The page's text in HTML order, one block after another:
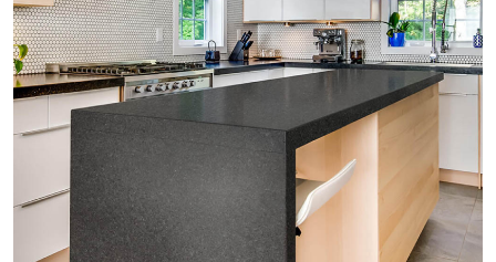
Veelzijdig in ontwerp, het past zowel bij moderne
als traditionele interieurs.
Graniet met een leren afwerking combineert
esthetische aantrekkingskracht met praktische
bruikbaarheid, waardoor het geschikt is voor diverse
toepassingen.